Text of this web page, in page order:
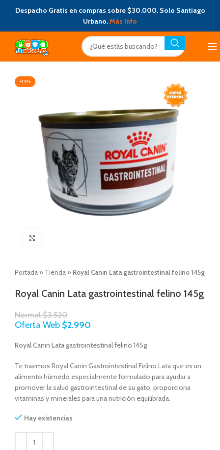
Despacho Gratis en compras sobre $30.000. Solo Santiago
Urbano.Más Info
-15%
Portada » Tienda » Royal Canin Lata gastrointestinal felino 145g
Royal Canin Lata gastrointestinal felino 145g
Normal$3.520
Oferta Web $2.990
Royal Canin Lata gastrointestinal felino 145g
Te traemos Royal Canin Gastrointestinal Felino Lata que es un
alimento húmedo especialmente formulado para ayudar a
promover la salud gastrointestinal de su gato, proporciona
vitaminas y minerales para una nutrición equilibrada.
Hay existencias